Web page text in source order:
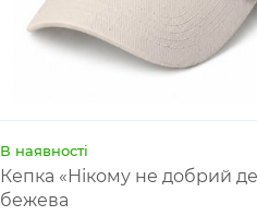
В наявності
Кепка «Нікому не добрий
бежева